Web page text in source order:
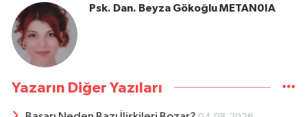
Psk. Dan. Beyza Gökoğlu METAN0IA
Yazarın Diğer Yazıları